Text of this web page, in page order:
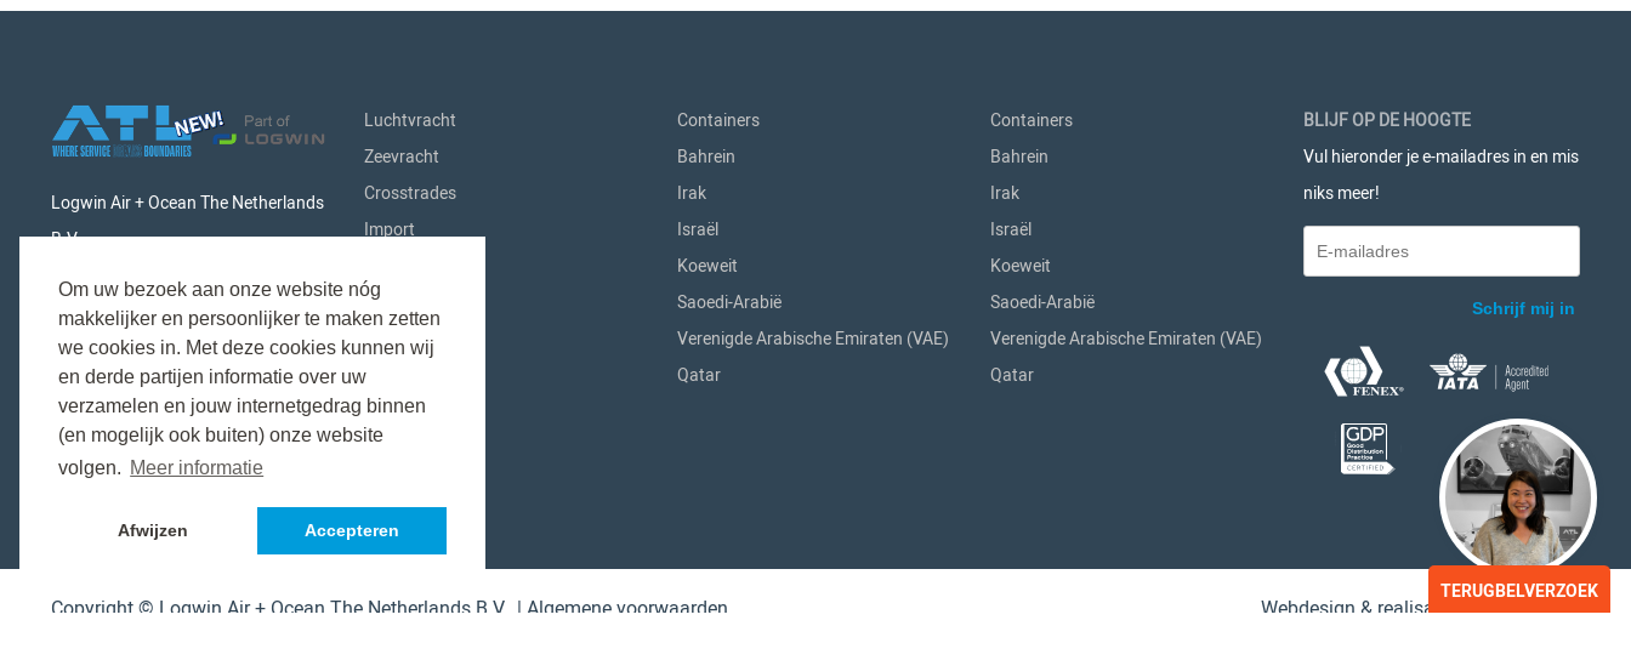
Om uw bezoek aan onze website nóg
makkelijker en persoonlijker te maken zetten
we cookies in. Met deze cookies kunnen wij
en derde partijen informatie over uw
verzamelen en jouw internetgedrag binnen
(en mogelijk ook buiten) onze website
volgen. Meer informatie
Afwijzen Accepteren
TERUGBELVERZOEK
Logwin Air + Ocean The Netherlands
B.V.
Business Park
1175 RA Schiphol (Lijnden)
The Netherlands
Luchtvracht
Zeevracht
Crosstrades
Import
Afhandeling
Industrieën
Over Ons
Containers
Bahrein
Irak
Israël
Koeweit
Saoedi-Arabië
Verenigde Arabische Emiraten (VAE)
Qatar
Containers
Bahrein
Irak
Israël
Koeweit
Saoedi-Arabië
Verenigde Arabische Emiraten (VAE)
Qatar
BLIJF OP DE HOOGTE
Vul hieronder je e-mailadres in en mis
niks meer!
Copyright © Logwin Air + Ocean The Netherlands B.V. | Algemene voorwaarden
Webdesign & realisatie:Loyals- 2017